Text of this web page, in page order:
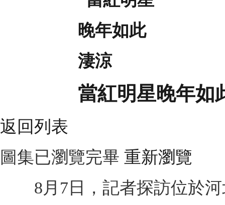
當紅明星晚年如
返回列表
圖集已瀏覽完畢 重新瀏覽
8月7日，記者探訪位於河